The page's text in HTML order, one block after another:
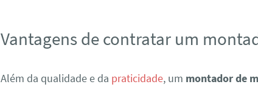
Vantagens de contratar um
Além da qualidade e da praticidade, um montador de